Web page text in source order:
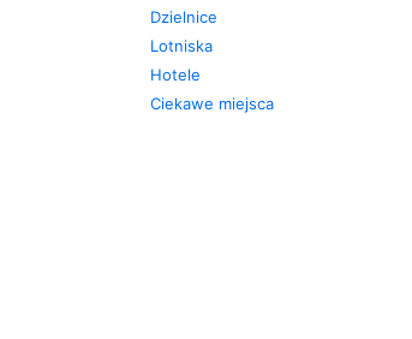
Dzielnice
Lotniska
Hotele
Ciekawe miejsca